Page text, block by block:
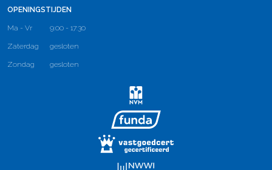
OPENINGSTIJDEN
Ma - Vr 9:00 - 17:30
Zaterdag gesloten
Zondag gesloten